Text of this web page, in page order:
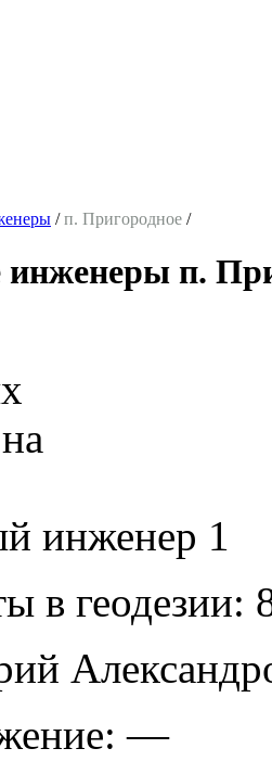
/п. Пригородное /
инженеры п.
инженер 1
в геодезии:
—